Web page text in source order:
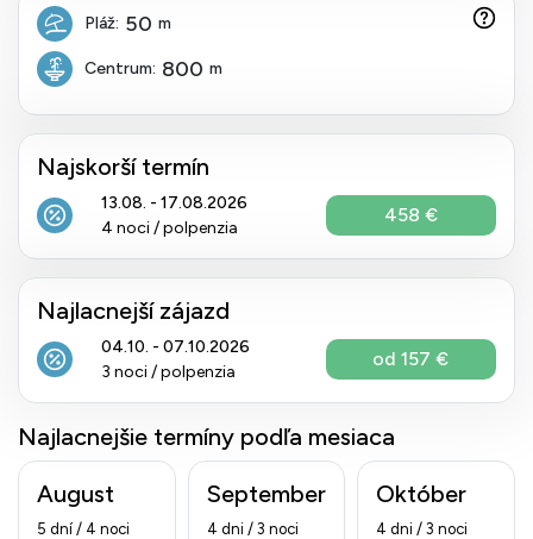
Pláž: 50 m
Centrum: 800 m
Najskorší termín
13.08. - 17.08.2026
4 noci / polpenzia
458 €
Najlacnejší zájazd
04.10. - 07.10.2026
3 noci / polpenzia
od 157 €
Najlacnejšie termíny podľa mesiaca
August
5 dní / 4 noci
September
4 dni / 3 noci
Október
4 dni / 3 noci